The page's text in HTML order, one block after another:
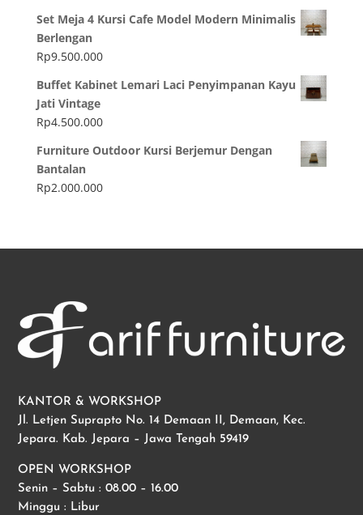
Set Meja 4 Kursi Cafe Model Modern Minimalis
Berlengan
Rp9.500.000
Buffet Kabinet Lemari Laci Penyimpanan Kayu
Jati Vintage
Rp4.500.000
Furniture Outdoor Kursi Berjemur Dengan
Bantalan
Rp2.000.000
KANTOR & WORKSHOP
Jl. Letjen Suprapto No. 14 Demaan II, Demaan, Kec.
Jepara. Kab. Jepara – Jawa Tengah 59419
OPEN WORKSHOP
Senin – Sabtu : 08.00 – 16.00
Minggu : Libur